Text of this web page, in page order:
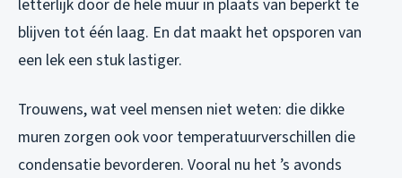
letterlijk door de hele muur in plaats van beperkt te
blijven tot één laag. En dat maakt het opsporen van
een lek een stuk lastiger.
Trouwens, wat veel mensen niet weten: die dikke
muren zorgen ook voor temperatuurverschillen die
condensatie bevorderen. Vooral nu het ’s avonds